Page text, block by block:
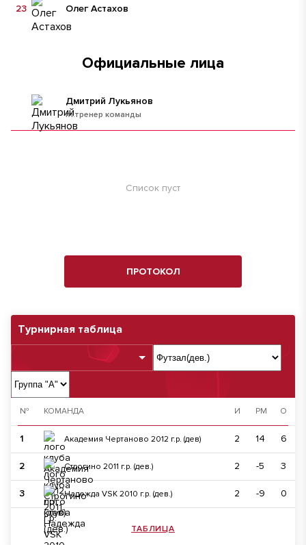
Турнирная таблица
№ КОМАНДА И РМ О
1 Академия Чертаново 2012 г.р. (дев) 2 14 6
2 Строгино 2011 г.р. (дев.) 2 -5 3
3 Надежда VSK 2010 г.р. (дев.) 2 -9 0
ТАБЛИЦА
Олег Астахов
23
Официальные лица
гл.тренер команды
Дмитрий Лукьянов
Список пуст
ПРОТОКОЛ